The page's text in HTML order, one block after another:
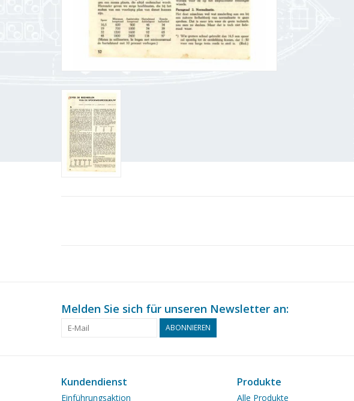
Melden Sie sich für unseren Newsletter an:
ABONNIEREN
Kundendienst
Einführungsaktion
Produkte
Alle Produkte